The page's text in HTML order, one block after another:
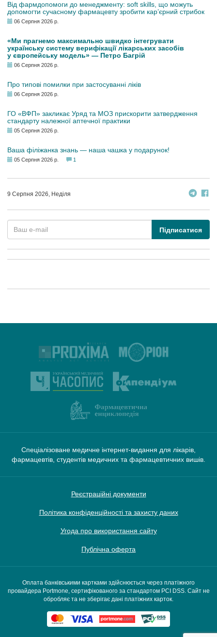
Від фармдопомоги до менеджменту: soft skills, що можуть
допомогти сучасному фармацевту зробити кар’єрний стрибок
06 Серпня 2026 р.
«Ми прагнемо максимально швидко інтегрувати
українську систему верифікації лікарських засобів
у європейську модель» — Петро Багрій
06 Серпня 2026 р.
Про типові помилки при застосуванні ліків
06 Серпня 2026 р.
ГО «ВФП» закликає Уряд та МОЗ прискорити затвердження
стандарту належної аптечної практики
05 Серпня 2026 р.
Ваша філіжанка знань — наша чашка у подарунок!
05 Серпня 2026 р. 1
9 Серпня 2026, Неділя
Підписатися
Спеціалізоване медичне інтернет-видання для лікарів,
фармацевтів, студентів медичних та фармацевтичних вишів.
Реєстраційні документи
Політика конфіденційності та захисту даних
Угода про використання сайту
Публічна оферта
Оплата банківськими картками здійснюється через платіжного
провайдера Portmone, сертифікованого за стандартом PCI DSS. Сайт не
обробляє та не зберігає дані платіжних карток.